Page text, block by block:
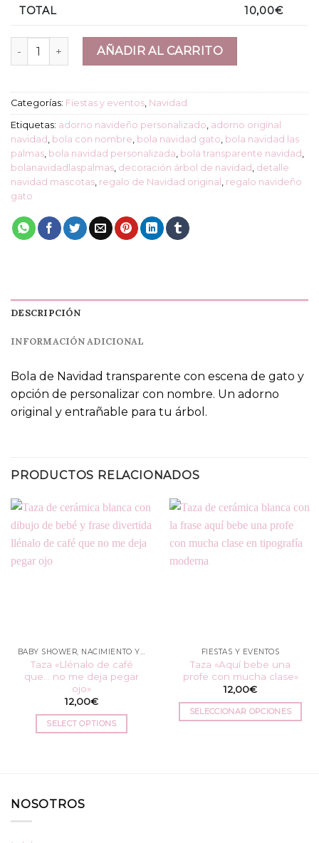
TOTAL 10,00€
Bola de Navidad "escena de gato" cantidad
AÑADIR AL CARRITO
Categorías: Fiestas y eventos, Navidad
Etiquetas: adorno navideño personalizado, adorno original
navidad , bola con nombre, bola navidad gato, bola navidad las
palmas, bola navidad personalizada, bola transparente navidad ,
bolanavidadlaspalmas, decoración árbol de navidad , detalle
navidad mascotas, regalo de Navidad original , regalo navideño
gato
DESCRIPCIÓN
INFORMACIÓN ADICIONAL
Bola de Navidad transparente con escena de gato y
opción de personalizar con nombre. Un adorno
original y entrañable para tu árbol.
PRODUCTOS RELACIONADOS
BABY SHOWER, NACIMIENTO Y BAUTIZO
Taza «Llénalo de café
que… no me deja pegar
ojo»
12,00€
SELECT OPTIONS
FIESTAS Y EVENTOS
Taza «Aquí bebe una
profe con mucha clase»
12,00€
SELECCIONAR OPCIONES
NOSOTROS